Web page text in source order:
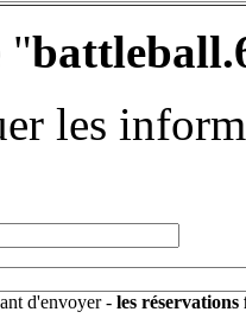
"
les
d'envoyer - les réservations